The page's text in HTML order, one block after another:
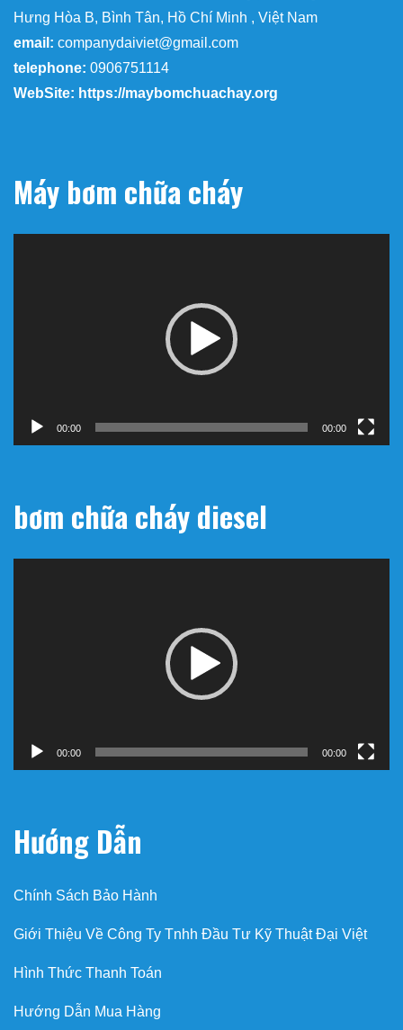
Hưng Hòa B, Bình Tân, Hồ Chí Minh , Việt Nam
email: companydaiviet@gmail.com
telephone: 0906751114
WebSite: https://maybomchuachay.org
Máy bơm chữa cháy
00:00 00:00
bơm chữa cháy diesel
00:00 00:00
Hướng Dẫn
Chính Sách Bảo Hành
Giới Thiệu Về Công Ty Tnhh Đầu Tư Kỹ Thuật Đại Việt
Hình Thức Thanh Toán
Hướng Dẫn Mua Hàng